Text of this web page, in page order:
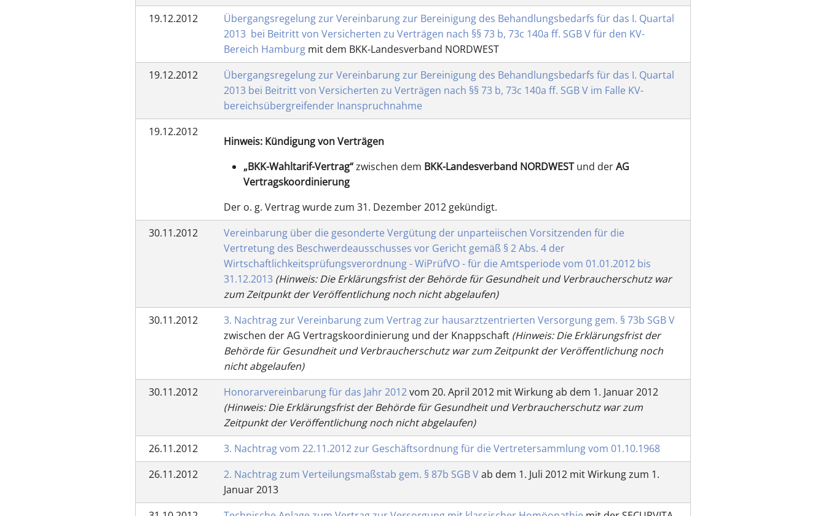
19.12.2012
Übergangsregelung zur Vereinbarung zur Bereinigung des Behandlungsbedarfs für das I. Quartal
2013 bei Beitritt von Versicherten zu Verträgen nach §§ 73 b, 73c 140a ff. SGB V für den KV-
Bereich Hamburgmit dem BKK-Landesverband NORDWEST
19.12.2012
Übergangsregelung zur Vereinbarung zur Bereinigung des Behandlungsbedarfs für das I. Quartal
2013 bei Beitritt von Versicherten zu Verträgen nach §§ 73 b, 73c 140a ff. SGB V im Falle KV-
bereichsübergreifender Inanspruchnahme
19.12.2012
Hinweis: Kündigung von Verträgen
„BKK-Wahltarif-Vertrag“zwischen dem BKK-Landesverband NORDWESTund derAG
Vertragskoordinierung
Der o. g. Vertrag wurde zum 31. Dezember 2012 gekündigt.
30.11.2012
Vereinbarung über die gesonderte Vergütung der unparteiischen Vorsitzenden für die
Vertretung des Beschwerdeausschusses vor Gericht gemäß § 2 Abs. 4 der
Wirtschaftlichkeitsprüfungsverordnung - WiPrüfVO - für die Amtsperiode vom 01.01.2012 bis
31.12.2013 (Hinweis: Die Erklärungsfrist der Behörde für Gesundheit und Verbraucherschutz war
zum Zeitpunkt der Veröffentlichung noch nicht abgelaufen)
30.11.2012
3. Nachtrag zur Vereinbarung zum Vertrag zur hausarztzentrierten Versorgung gem. § 73b SGB V
zwischen der AG Vertragskoordinierung und der Knappschaft (Hinweis: Die Erklärungsfrist der
Behörde für Gesundheit und Verbraucherschutz war zum Zeitpunkt der Veröffentlichung noch
nicht abgelaufen)
30.11.2012
Honorarvereinbarung für das Jahr 2012vom 20. April 2012 mit Wirkung ab dem 1. Januar 2012
(Hinweis: Die Erklärungsfrist der Behörde für Gesundheit und Verbraucherschutz war zum
Zeitpunkt der Veröffentlichung noch nicht abgelaufen)
26.11.2012
3. Nachtrag vom 22.11.2012 zur Geschäftsordnung für die Vertretersammlung vom 01.10.1968
26.11.2012
2. Nachtrag zum Verteilungsmaßstab gem. § 87b SGB Vab dem 1. Juli 2012 mit Wirkung zum 1.
Januar 2013